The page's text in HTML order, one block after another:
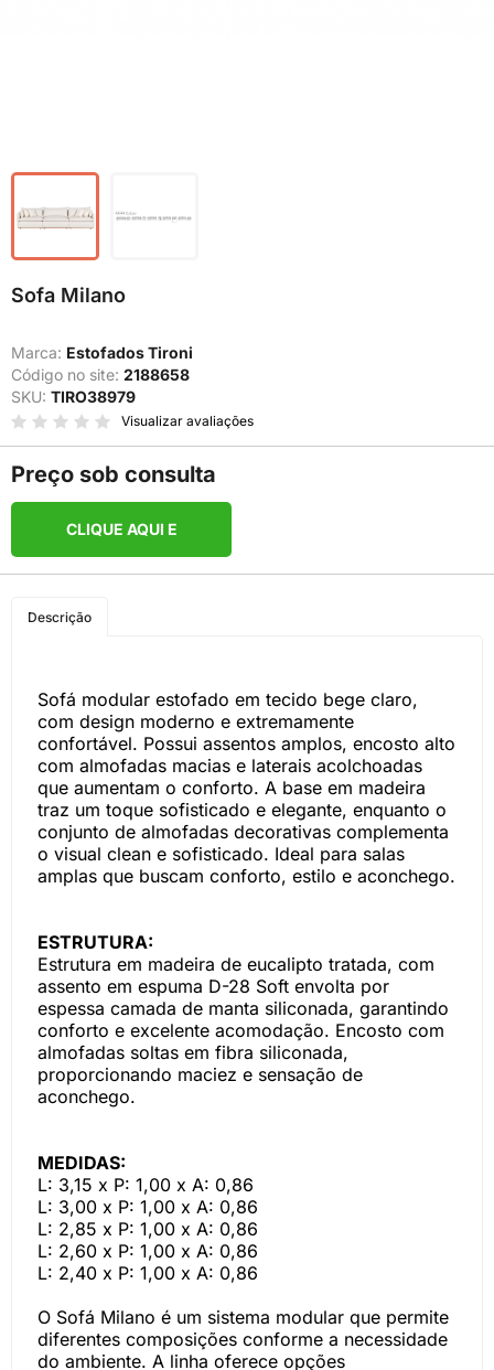
Sofa Milano
Marca: Estofados Tironi
Código no site: 2188658
SKU: TIRO38979
Visualizar avaliações
Preço sob consulta
CLIQUE AQUI E
Descrição
Sofá modular estofado em tecido bege claro,
com design moderno e extremamente
confortável. Possui assentos amplos, encosto alto
com almofadas macias e laterais acolchoadas
que aumentam o conforto. A base em madeira
traz um toque sofisticado e elegante, enquanto o
conjunto de almofadas decorativas complementa
o visual clean e sofisticado. Ideal para salas
amplas que buscam conforto, estilo e aconchego.
ESTRUTURA:
Estrutura em madeira de eucalipto tratada, com
assento em espuma D-28 Soft envolta por
espessa camada de manta siliconada, garantindo
conforto e excelente acomodação. Encosto com
almofadas soltas em fibra siliconada,
proporcionando maciez e sensação de
aconchego.
MEDIDAS:
L: 3,15 x P: 1,00 x A: 0,86
L: 3,00 x P: 1,00 x A: 0,86
L: 2,85 x P: 1,00 x A: 0,86
L: 2,60 x P: 1,00 x A: 0,86
L: 2,40 x P: 1,00 x A: 0,86
O Sofá Milano é um sistema modular que permite
diferentes composições conforme a necessidade
do ambiente. A linha oferece opções